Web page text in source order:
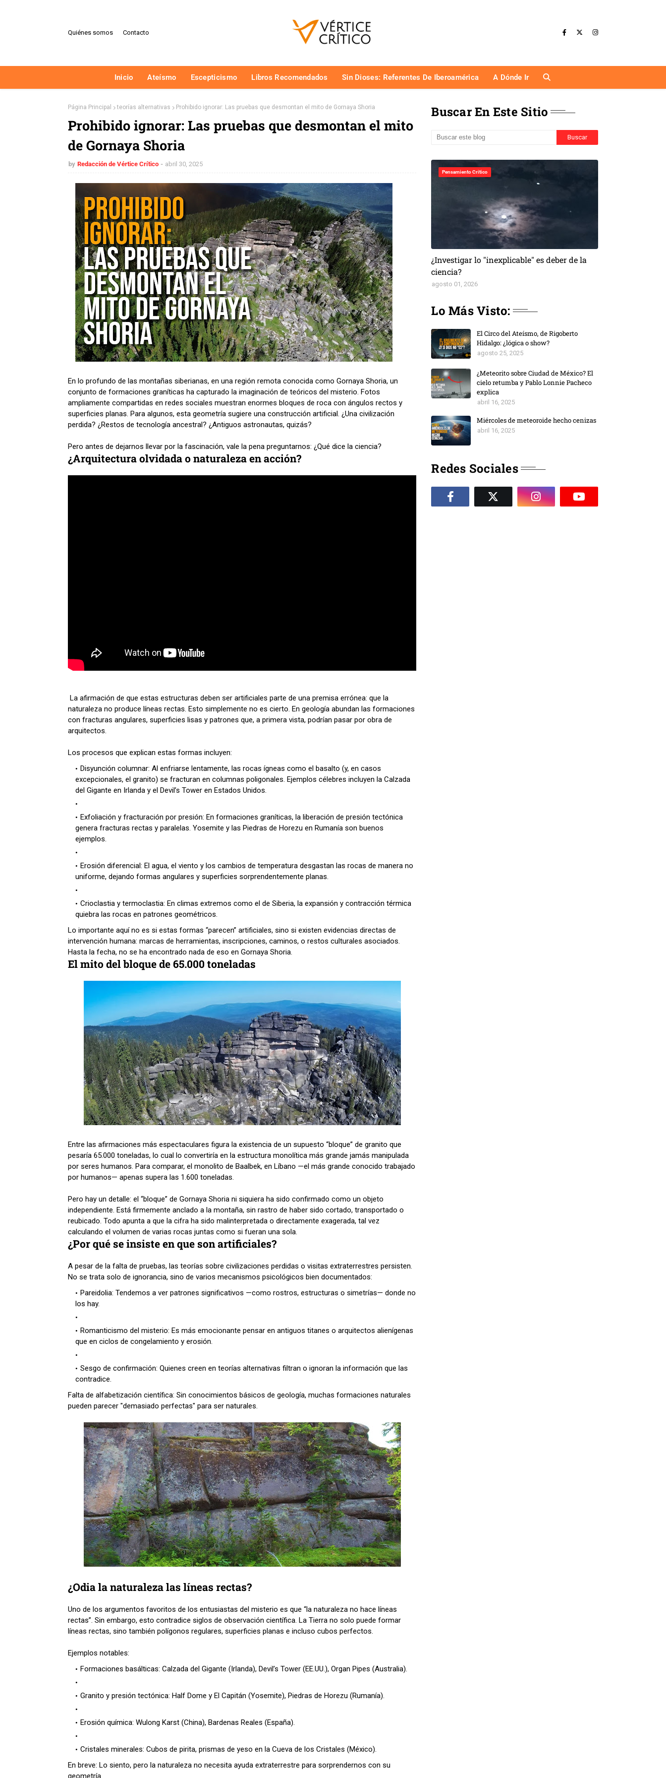
Quiénes somos Contacto
Inicio Ateísmo Escepticismo Libros Recomendados Sin Dioses: Referentes De Iberoamérica A Dónde Ir
Página Principal teorías alternativas Prohibido ignorar: Las pruebas que desmontan el mito de Gornaya Shoria
Prohibido ignorar: Las pruebas que desmontan el mito
de Gornaya Shoria
by Redacción de Vértice Crítico abril 30, 2025
En lo profundo de las montañas siberianas, en una región remota conocida como Gornaya Shoria, un
conjunto de formaciones graníticas ha capturado la imaginación de teóricos del misterio. Fotos
ampliamente compartidas en redes sociales muestran enormes bloques de roca con ángulos rectos y
superficies planas. Para algunos, esta geometría sugiere una construcción artificial. ¿Una civilización
perdida? ¿Restos de tecnología ancestral? ¿Antiguos astronautas, quizás?
Pero antes de dejarnos llevar por la fascinación, vale la pena preguntarnos: ¿Qué dice la ciencia?
¿Arquitectura olvidada o naturaleza en acción?
La afirmación de que estas estructuras deben ser artificiales parte de una premisa errónea: que la
naturaleza no produce líneas rectas. Esto simplemente no es cierto. En geología abundan las formaciones
con fracturas angulares, superficies lisas y patrones que, a primera vista, podrían pasar por obra de
arquitectos.
Los procesos que explican estas formas incluyen:
Disyunción columnar: Al enfriarse lentamente, las rocas ígneas como el basalto (y, en casos
excepcionales, el granito) se fracturan en columnas poligonales. Ejemplos célebres incluyen la Calzada
del Gigante en Irlanda y el Devil’s Tower en Estados Unidos.
Exfoliación y fracturación por presión: En formaciones graníticas, la liberación de presión tectónica
genera fracturas rectas y paralelas. Yosemite y las Piedras de Horezu en Rumanía son buenos
ejemplos.
Erosión diferencial: El agua, el viento y los cambios de temperatura desgastan las rocas de manera no
uniforme, dejando formas angulares y superficies sorprendentemente planas.
Crioclastia y termoclastia: En climas extremos como el de Siberia, la expansión y contracción térmica
quiebra las rocas en patrones geométricos.
Lo importante aquí no es si estas formas “parecen” artificiales, sino si existen evidencias directas de
intervención humana: marcas de herramientas, inscripciones, caminos, o restos culturales asociados.
Hasta la fecha, no se ha encontrado nada de eso en Gornaya Shoria.
El mito del bloque de 65.000 toneladas
Entre las afirmaciones más espectaculares figura la existencia de un supuesto “bloque” de granito que
pesaría 65.000 toneladas, lo cual lo convertiría en la estructura monolítica más grande jamás manipulada
por seres humanos. Para comparar, el monolito de Baalbek, en Líbano —el más grande conocido trabajado
por humanos— apenas supera las 1.600 toneladas.
Pero hay un detalle: el “bloque” de Gornaya Shoria ni siquiera ha sido confirmado como un objeto
independiente. Está firmemente anclado a la montaña, sin rastro de haber sido cortado, transportado o
reubicado. Todo apunta a que la cifra ha sido malinterpretada o directamente exagerada, tal vez
calculando el volumen de varias rocas juntas como si fueran una sola.
¿Por qué se insiste en que son artificiales?
A pesar de la falta de pruebas, las teorías sobre civilizaciones perdidas o visitas extraterrestres persisten.
No se trata solo de ignorancia, sino de varios mecanismos psicológicos bien documentados:
Pareidolia: Tendemos a ver patrones significativos —como rostros, estructuras o simetrías— donde no
los hay.
Romanticismo del misterio: Es más emocionante pensar en antiguos titanes o arquitectos alienígenas
que en ciclos de congelamiento y erosión.
Sesgo de confirmación: Quienes creen en teorías alternativas filtran o ignoran la información que las
contradice.
Falta de alfabetización científica: Sin conocimientos básicos de geología, muchas formaciones naturales
pueden parecer "demasiado perfectas" para ser naturales.
¿Odia la naturaleza las líneas rectas?
Uno de los argumentos favoritos de los entusiastas del misterio es que “la naturaleza no hace líneas
rectas”. Sin embargo, esto contradice siglos de observación científica. La Tierra no solo puede formar
líneas rectas, sino también polígonos regulares, superficies planas e incluso cubos perfectos.
Ejemplos notables:
Formaciones basálticas: Calzada del Gigante (Irlanda), Devil’s Tower (EE.UU.), Organ Pipes (Australia).
Granito y presión tectónica: Half Dome y El Capitán (Yosemite), Piedras de Horezu (Rumanía).
Erosión química: Wulong Karst (China), Bardenas Reales (España).
Cristales minerales: Cubos de pirita, prismas de yeso en la Cueva de los Cristales (México).
En breve: Lo siento, pero la naturaleza no necesita ayuda extraterrestre para sorprendernos con su
geometría.
Buscar En Este Sitio
Pensamiento Critico
¿Investigar lo "inexplicable" es deber de la
ciencia?
agosto 01, 2026
Lo Más Visto:
El Circo del Ateísmo, de Rigoberto
Hidalgo: ¿lógica o show?
agosto 25, 2025
¿Meteorito sobre Ciudad de México? El
cielo retumba y Pablo Lonnie Pacheco
explica
abril 16, 2025
Miércoles de meteoroide hecho cenizas
abril 16, 2025
Redes Sociales